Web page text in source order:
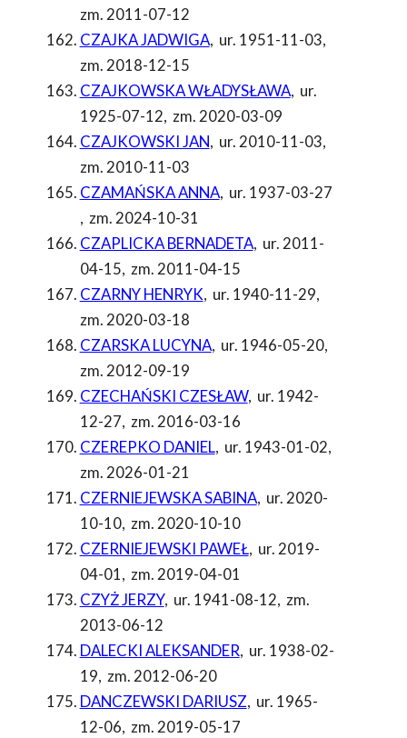
zm. 2011-07-12
CZAJKA JADWIGA, ur. 1951-11-03,
zm. 2018-12-15
CZAJKOWSKA WŁADYSŁAWA, ur.
1925-07-12, zm. 2020-03-09
CZAJKOWSKI JAN, ur. 2010-11-03,
zm. 2010-11-03
CZAMAŃSKA ANNA, ur. 1937-03-27
, zm. 2024-10-31
CZAPLICKA BERNADETA, ur. 2011-
04-15, zm. 2011-04-15
CZARNY HENRYK, ur. 1940-11-29,
zm. 2020-03-18
CZARSKA LUCYNA, ur. 1946-05-20,
zm. 2012-09-19
CZECHAŃSKI CZESŁAW, ur. 1942-
12-27, zm. 2016-03-16
CZEREPKO DANIEL, ur. 1943-01-02,
zm. 2026-01-21
CZERNIEJEWSKA SABINA, ur. 2020-
10-10, zm. 2020-10-10
CZERNIEJEWSKI PAWEŁ, ur. 2019-
04-01, zm. 2019-04-01
CZYŻ JERZY, ur. 1941-08-12, zm.
2013-06-12
DALECKI ALEKSANDER, ur. 1938-02-
19, zm. 2012-06-20
DANCZEWSKI DARIUSZ, ur. 1965-
12-06, zm. 2019-05-17